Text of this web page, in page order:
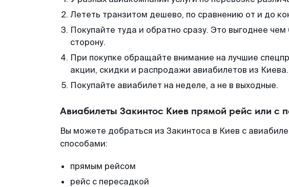
Лететь транзитом дешево, по сравнению от и до
Покупайте туда и обратно сразу. Это выгоднее
сторону.
При покупке обращайте внимание на лучшие
акции, скидки и распродажи авиабилетов из Киева.
Покупайте авиабилет на неделе, а не в выходные.
Авиабилеты Закинтос Киев прямой рейс или с
Вы можете добраться из Закинтоса в Киев с
способами:
прямым рейсом
рейс с пересадкой